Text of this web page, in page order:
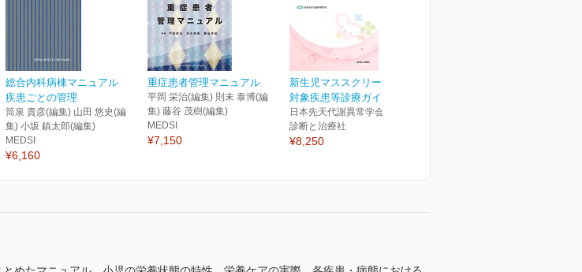
総合内科病棟マニュアル
疾患ごとの管理
筒泉 貴彦(編集) 山田 悠史(編
集) 小坂 鎮太郎(編集)
MEDSI
¥6,160
重症患者管理マニュアル
平岡 栄治(編集) 則末 泰博(編
集) 藤谷 茂樹(編集)
MEDSI
¥7,150
新生児マススクリーニング
対象疾患等診療ガイドラ...
日本先天代謝異常学会(編集)
診断と治療社
¥8,250